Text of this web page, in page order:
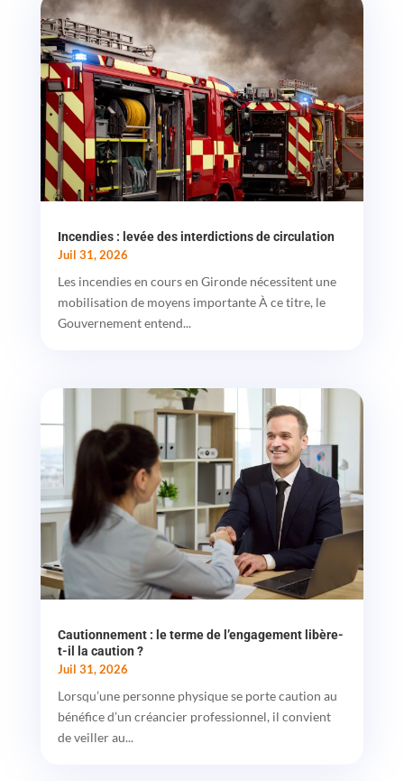
Incendies : levée des interdictions de circulation
Juil 31, 2026
Les incendies en cours en Gironde nécessitent une
mobilisation de moyens importante À ce titre, le
Gouvernement entend...
Cautionnement : le terme de l’engagement libère-
t-il la caution ?
Juil 31, 2026
Lorsqu’une personne physique se porte caution au
bénéfice d’un créancier professionnel, il convient
de veiller au...